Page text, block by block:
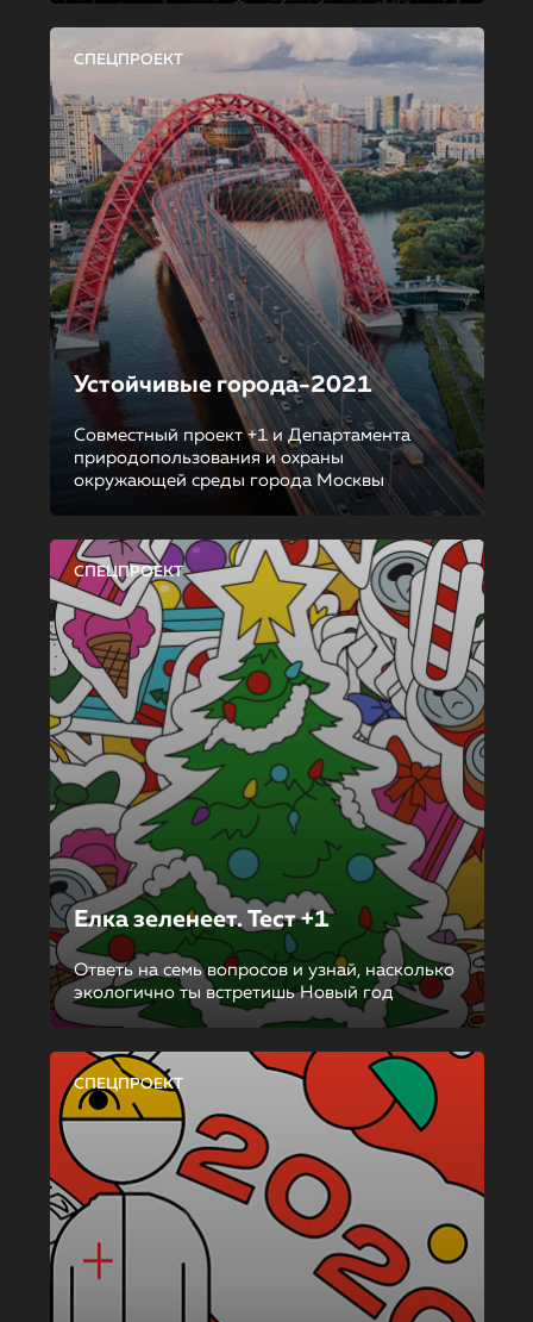
СПЕЦПРОЕКТ
Устойчивые города-2021
Совместный проект +1 и Департамента
природопользования и охраны
окружающей среды города Москвы
СПЕЦПРОЕКТ
Елка зеленеет. Тест +1
Ответь на семь вопросов и узнай, насколько
экологично ты встретишь Новый год
СПЕЦПРОЕКТ